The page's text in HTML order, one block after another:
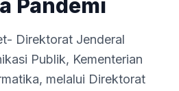
Pandemi
Direktorat Jenderal
Publik, Kementerian
melalui Direktorat